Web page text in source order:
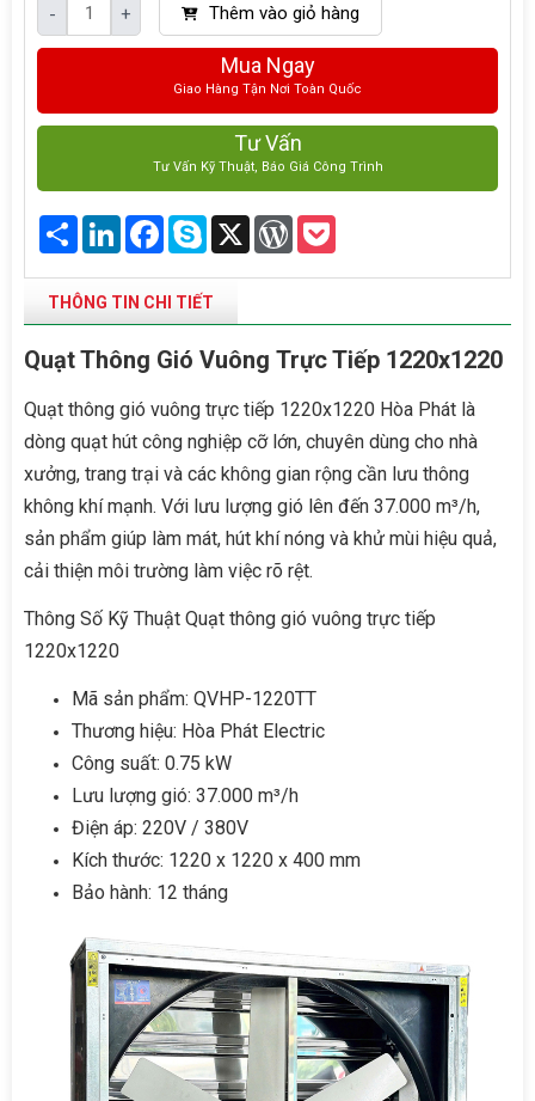
- + Thêm vào giỏ hàng
Mua Ngay
Giao Hàng Tận Nơi Toàn Quốc
Tư Vấn
Tư Vấn Kỹ Thuật, Báo Giá Công Trình
Share LinkedInFacebook
Skype X WordPress
THÔNG TIN CHI TIẾT
Quạt Thông Gió Vuông Trực Tiếp 1220x1220
Quạt thông gió vuông trực tiếp 1220x1220 Hòa Phát là
dòng quạt hút công nghiệp cỡ lớn, chuyên dùng cho nhà
xưởng, trang trại và các không gian rộng cần lưu thông
không khí mạnh. Với lưu lượng gió lên đến 37.000 m³/h,
sản phẩm giúp làm mát, hút khí nóng và khử mùi hiệu quả,
cải thiện môi trường làm việc rõ rệt.
Thông Số Kỹ Thuật Quạt thông gió vuông trực tiếp
1220x1220
Mã sản phẩm: QVHP-1220TT
Thương hiệu: Hòa Phát Electric
Công suất: 0.75 kW
Lưu lượng gió: 37.000 m³/h
Điện áp: 220V / 380V
Kích thước: 1220 x 1220 x 400 mm
Bảo hành: 12 tháng